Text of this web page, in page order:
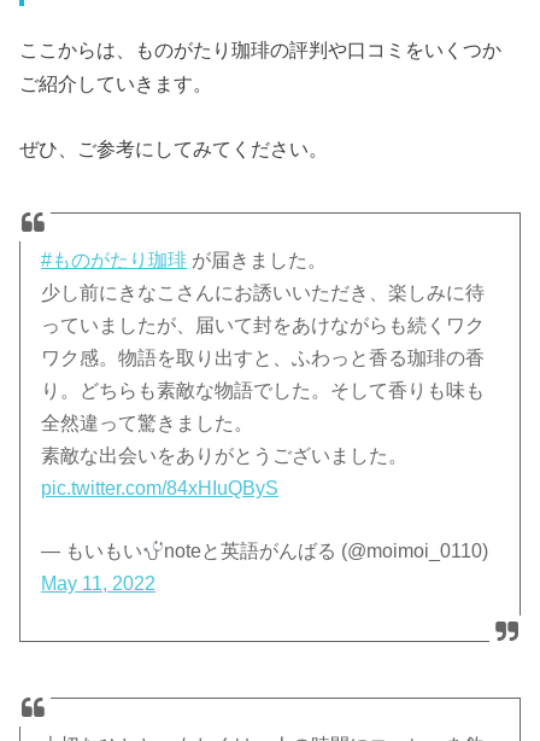
ここからは、ものがたり珈琲の評判や口コミをいくつか
ご紹介していきます。
ぜひ、ご参考にしてみてください。
#ものがたり珈琲 が届きました。
少し前にきなこさんにお誘いいただき、楽しみに待
っていましたが、届いて封をあけながらも続くワク
ワク感。物語を取り出すと、ふわっと香る珈琲の香
り。どちらも素敵な物語でした。そして香りも味も
全然違って驚きました。
素敵な出会いをありがとうございました。
pic.twitter.com/84xHIuQByS
— もいもい
noteと英語がんばる (@moimoi_0110)
May 11, 2022